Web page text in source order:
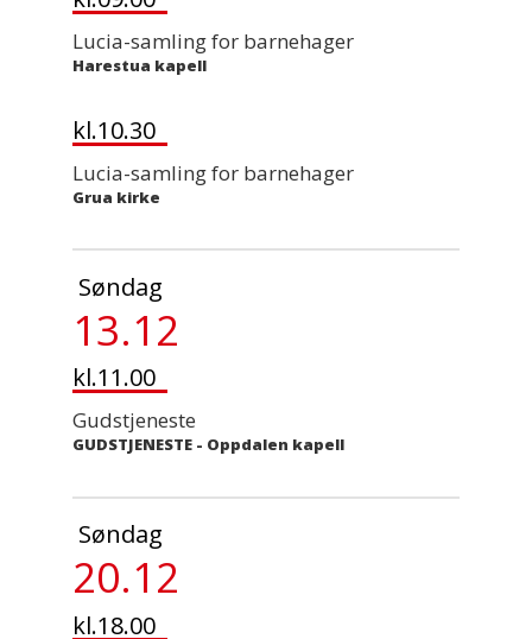
Lucia-samling for barnehager
Harestua kapell
kl.10.30
Lucia-samling for barnehager
Grua kirke
Søndag
13.12
kl.11.00
Gudstjeneste
GUDSTJENESTE - Oppdalen kapell
Søndag
20.12
kl.18.00